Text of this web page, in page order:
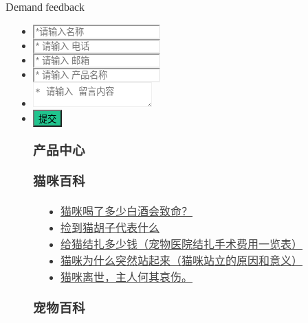
Demand feedback
产品中心
猫咪百科
猫咪喝了多少白酒会致命？
捡到猫胡子代表什么
给猫结扎多少钱（宠物医院结扎手术费用一览表）
猫咪为什么突然站起来（猫咪站立的原因和意义）
猫咪离世，主人何其哀伤。
宠物百科